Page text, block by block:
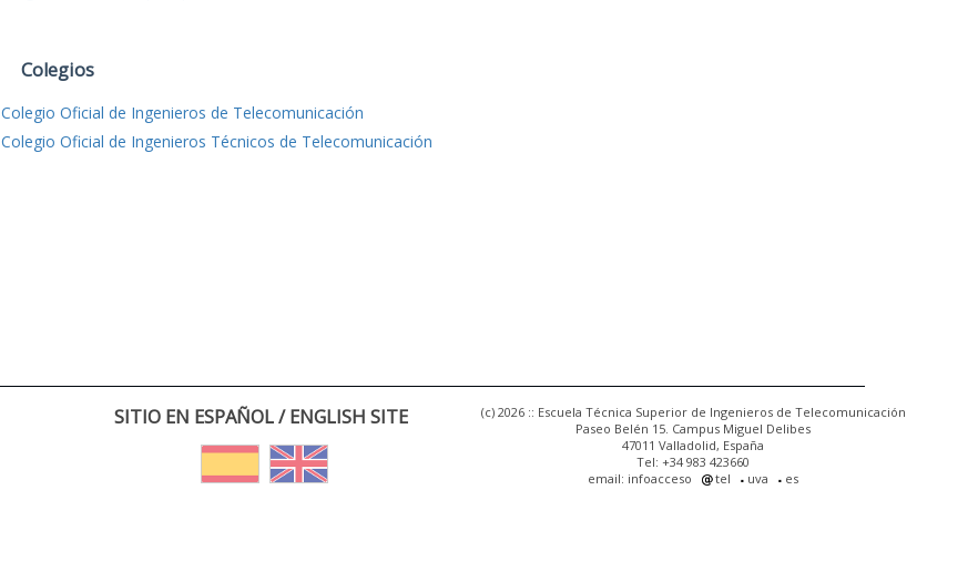
Colegios
Colegio Oficial de Ingenieros de Telecomunicación
Colegio Oficial de Ingenieros Técnicos de Telecomunicación
SITIO EN ESPAÑOL / ENGLISH SITE
(c) 2026 :: Escuela Técnica Superior de Ingenieros de Telecomunicación
Paseo Belén 15. Campus Miguel Delibes
47011 Valladolid, España
Tel: +34 983 423660
email: infoacceso
tel uva es